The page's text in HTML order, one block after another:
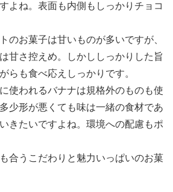
よね。表面も内側もしっかりチョコ
のお菓子は甘いものが多いですが、
甘さ控えめ。しかししっかりした旨
らも食べ応えしっかりです。
使われるバナナは規格外のものも使
少形が悪くても味は一緒の食材であ
きたいですよね。環境への配慮もポ
合うこだわりと魅力いっぱいのお菓